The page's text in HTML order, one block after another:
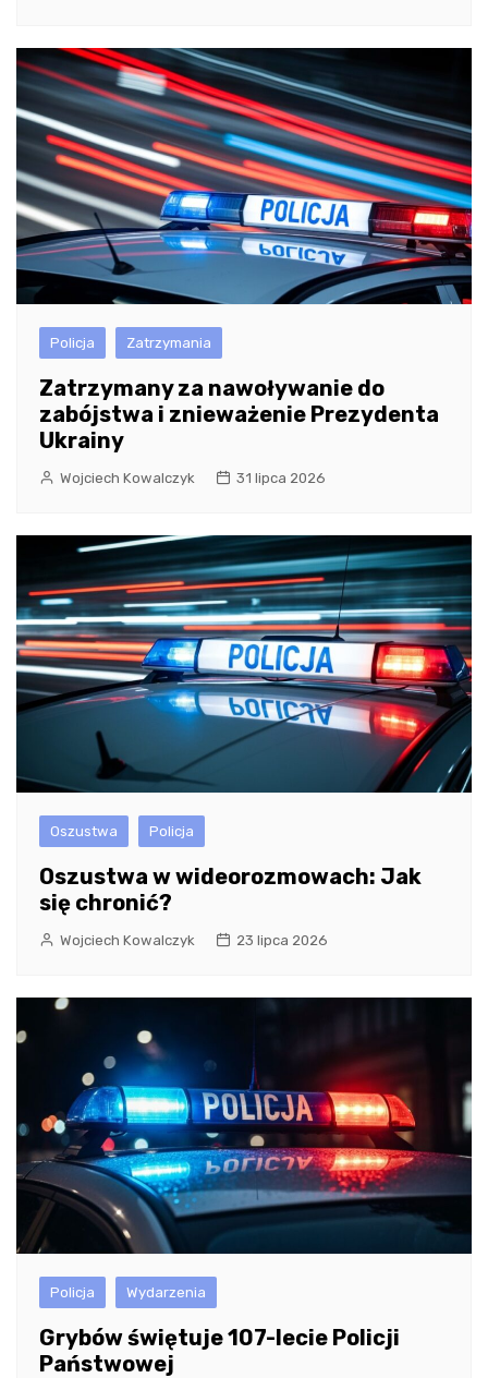
Policja Zatrzymania
Zatrzymany za nawoływanie do
zabójstwa i znieważenie Prezydenta
Ukrainy
Wojciech Kowalczyk 31 lipca 2026
Oszustwa Policja
Oszustwa w wideorozmowach: Jak
się chronić?
Wojciech Kowalczyk 23 lipca 2026
Policja Wydarzenia
Grybów świętuje 107-lecie Policji
Państwowej